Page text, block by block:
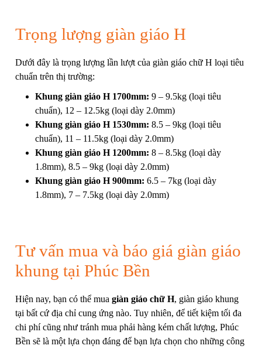
Trọng lượng giàn giáo H
Dưới đây là trọng lượng lần lượt của giàn giáo chữ H loại tiêu
chuẩn trên thị trường:
Khung giàn giáo H 1700mm: 9 – 9.5kg (loại tiêu
chuẩn), 12 – 12.5kg (loại dày 2.0mm)
Khung giàn giáo H 1530mm: 8.5 – 9kg (loại tiêu
chuẩn), 11 – 11.5kg (loại dày 2.0mm)
Khung giàn giáo H 1200mm: 8 – 8.5kg (loại dày
1.8mm), 8.5 – 9kg (loại dày 2.0mm)
Khung giàn giáo H 900mm: 6.5 – 7kg (loại dày
1.8mm), 7 – 7.5kg (loại dày 2.0mm)
Tư vấn mua và báo giá giàn giáo
khung tại Phúc Bền
Hiện nay, bạn có thể mua giàn giáo chữ H, giàn giáo khung
tại bất cứ địa chỉ cung ứng nào. Tuy nhiên, để tiết kiệm tối đa
chi phí cũng như tránh mua phải hàng kém chất lượng, Phúc
Bền sẽ là một lựa chọn đáng để bạn lựa chọn cho những công